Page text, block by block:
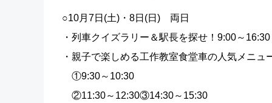
○10月7日(土)・8日(日) 両日
・列車クイズラリー＆駅長を探せ！9:00～16:30
・親子で楽しめる工作教室食堂車の人気メニュ
①9:30～10:30
②11:30～12:30③14:30～15:30